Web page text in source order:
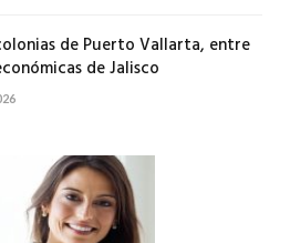
de Puerto Vallarta, entre
de Jalisco